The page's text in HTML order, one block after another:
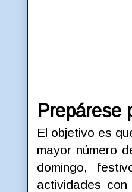
Prepárese
El objetivo es
mayor número
domingo,
actividades